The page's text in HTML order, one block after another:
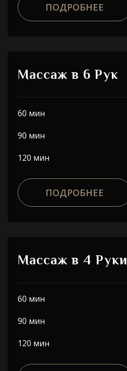
ПОДРОБНЕЕ
Массаж в 6 Рук
60 мин
90 мин
120 мин
ПОДРОБНЕЕ
Массаж в 4 Руки
60 мин
90 мин
120 мин